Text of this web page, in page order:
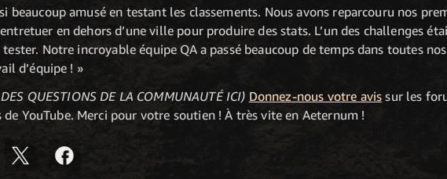
beaucoup amusé en testant les classements. Nous avons reparcouru nos
en dehors d’une ville pour produire des stats. L’un des challenges
tester. Notre incroyable équipe QA a passé beaucoup de temps dans toutes
d’équipe ! »
QUESTIONS DE LA COMMUNAUTÉ ICI) Donnez-nous votre avis sur les
YouTube. Merci pour votre soutien ! À très vite en Aeternum !